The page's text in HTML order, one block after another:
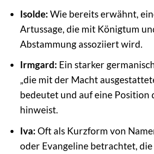
Isolde: Wie bereits erwähnt,
Artussage, die mit Königtum
Abstammung assoziiert wird.
Irmgard: Ein starker
„die mit der Macht
bedeutet und auf eine
hinweist.
Iva: Oft als Kurzform von
oder Evangeline betrachtet,